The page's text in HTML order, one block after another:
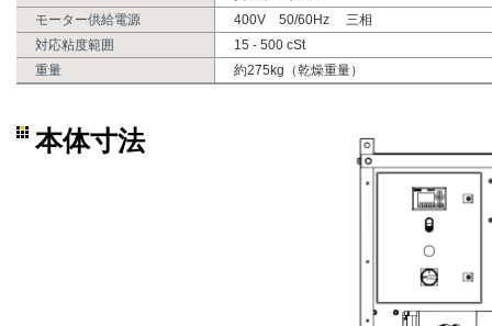
モーター供給電源
400V 50/60Hz 三相
対応粘度範囲
15 - 500 cSt
重量
約275kg（乾燥重量）
本体寸法